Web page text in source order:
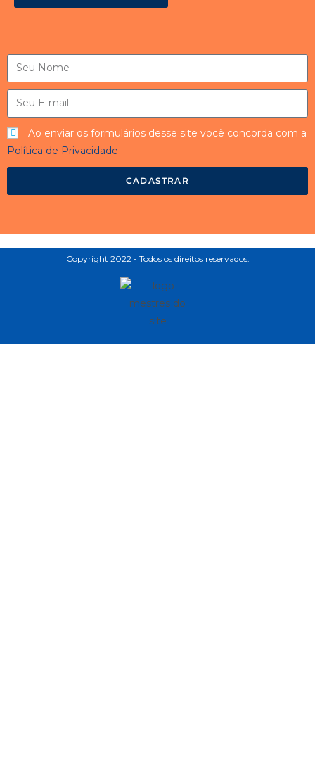
Ao enviar os formulários desse site você concorda com a
Política de Privacidade
CADASTRAR
Copyright 2022 - Todos os direitos reservados.